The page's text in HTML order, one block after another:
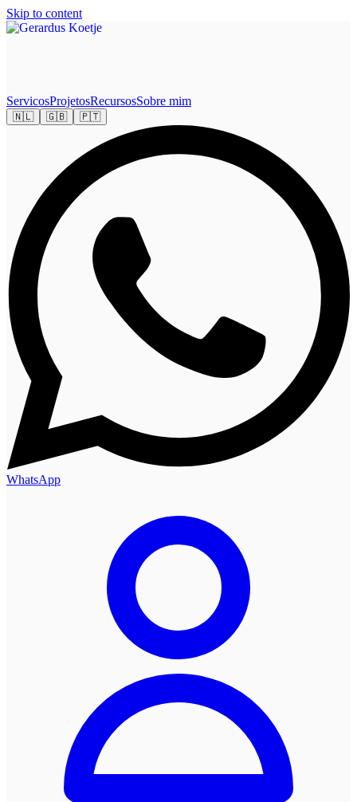
Skip to content
ServicosProjetosRecursosSobre mim
🇳🇱 🇬🇧 🇵🇹
WhatsApp